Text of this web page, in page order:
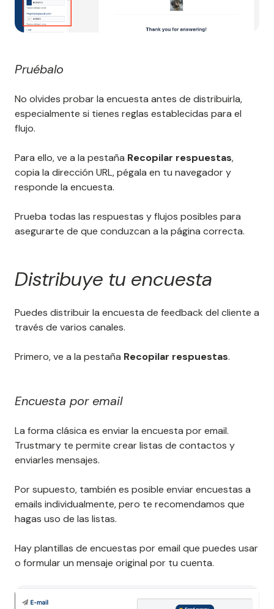
Pruébalo
No olvides probar la encuesta antes de distribuirla,
especialmente si tienes reglas establecidas para el
flujo.
Para ello, ve a la pestaña Recopilar respuestas,
copia la dirección URL, pégala en tu navegador y
responde la encuesta.
Prueba todas las respuestas y flujos posibles para
asegurarte de que conduzcan a la página correcta.
Distribuye tu encuesta
Puedes distribuir la encuesta de feedback del cliente a
través de varios canales.
Primero, ve a la pestaña Recopilar respuestas.
Encuesta por email
La forma clásica es enviar la encuesta por email.
Trustmary te permite crear listas de contactos y
enviarles mensajes.
Por supuesto, también es posible enviar encuestas a
emails individualmente, pero te recomendamos que
hagas uso de las listas.
Hay plantillas de encuestas por email que puedes usar
o formular un mensaje original por tu cuenta.